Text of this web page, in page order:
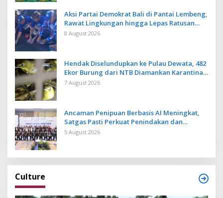
Aksi Partai Demokrat Bali di Pantai Lembeng,
Rawat Lingkungan hingga Lepas Ratusan
Tukik Bedawang Nala
8 August 2026
Hendak Diselundupkan ke Pulau Dewata, 482
Ekor Burung dari NTB Diamankan Karantina
Bali
7 August 2026
Ancaman Penipuan Berbasis AI Meningkat,
Satgas Pasti Perkuat Penindakan dan
Pengembangan Aplikasi Anti Penipuan
5 August 2026
Culture